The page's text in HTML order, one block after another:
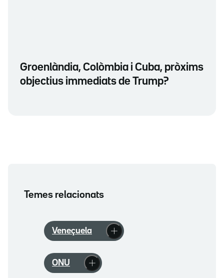
Groenlàndia, Colòmbia i Cuba, pròxims
objectius immediats de Trump?
Temes relacionats
Veneçuela
ONU